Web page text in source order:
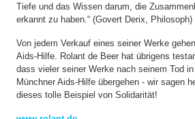
Tiefe und das Wissen darum, die
erkannt zu haben.“ (Govert Derix, Philosoph)
Von jedem Verkauf eines seiner Werke
Aids-Hilfe. Rolant de Beer hat übrigens
dass vieler seiner Werke nach seinem Tod
Münchner Aids-Hilfe übergehen - wir sagen
dieses tolle Beispiel von Solidarität!